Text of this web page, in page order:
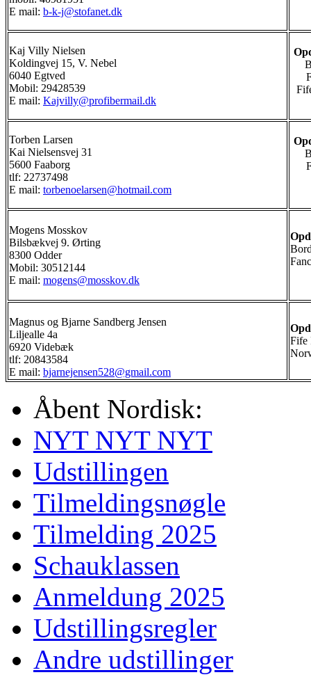
E mail: b-k-j@stofanet.dk
Kaj Villy Nielsen
Koldingvej 15, V. Nebel
6040 Egtved
Mobil: 29428539
E mail: Kajvilly@profibermail.dk
Torben Larsen
Kai Nielsensvej 31
5600 Faaborg
tlf: 22737498
E mail: torbenoelarsen@hotmail.com
Mogens Mosskov
Bilsbækvej 9. Ørting
8300 Odder
Mobil: 30512144
E mail: mogens@mosskov.dk
Magnus og Bjarne Sandberg Jensen
Liljealle 4a
6920 Videbæk
tlf: 20843584
E mail: bjarnejensen528@gmail.com
Fife
Åbent Nordisk:
NYT NYT NYT
Udstillingen
Tilmeldingsnøgle
Tilmelding 2025
Schauklassen
Anmeldung 2025
Udstillingsregler
Andre udstillinger